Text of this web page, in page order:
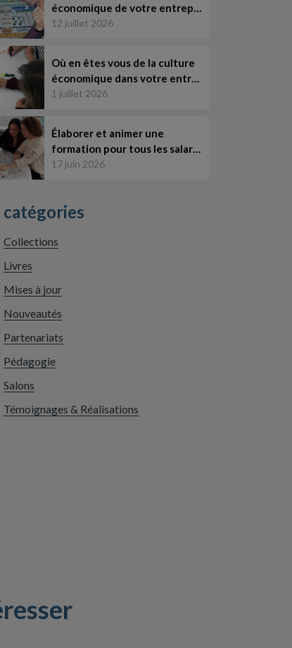
économique de votre entrep…
12 juillet 2026
Où en êtes vous de la culture
économique dans votre entr…
1 juillet 2026
Élaborer et animer une
formation pour tous les salar…
17 juin 2026
catégories
Collections
Livres
Mises à jour
Nouveautés
Partenariats
Pédagogie
Salons
Témoignages & Réalisations